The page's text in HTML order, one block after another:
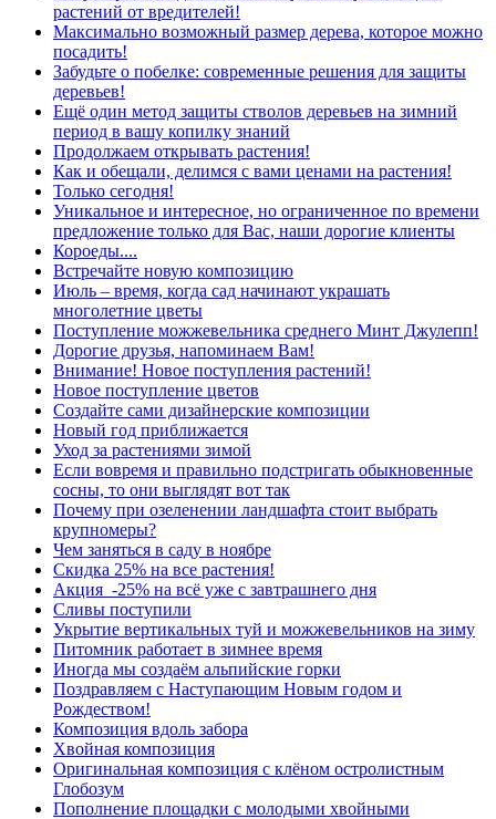
растений от вредителей!
Максимально возможный размер дерева, которое можно
посадить!
Забудьте о побелке: современные решения для защиты
деревьев!
Ещё один метод защиты стволов деревьев на зимний
период в вашу копилку знаний
Продолжаем открывать растения!
Как и обещали, делимся с вами ценами на растения!
Только сегодня!
Уникальное и интересное, но ограниченное по времени
предложение только для Вас, наши дорогие клиенты
Короеды....
Встречайте новую композицию
Июль – время, когда сад начинают украшать
многолетние цветы
Поступление можжевельника среднего Минт Джулепп!
Дорогие друзья, напоминаем Вам!
Внимание! Новое поступления растений!
Новое поступление цветов
Создайте сами дизайнерские композиции
Новый год приближается
Уход за растениями зимой
Если вовремя и правильно подстригать обыкновенные
сосны, то они выглядят вот так
Почему при озеленении ландшафта стоит выбрать
крупномеры?
Чем заняться в саду в ноябре
Скидка 25% на все растения!
Акция -25% на всё уже с завтрашнего дня
Сливы поступили
Укрытие вертикальных туй и можжевельников на зиму
Питомник работает в зимнее время
Иногда мы создаём альпийские горки
Поздравляем с Наступающим Новым годом и
Рождеством!
Композиция вдоль забора
Хвойная композиция
Оригинальная композиция с клёном остролистным
Глобозум
Пополнение площадки с молодыми хвойными